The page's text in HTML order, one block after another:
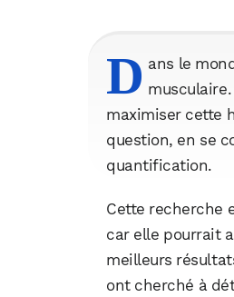
D ans le
maximiser cette
question, en se
quantification.
Cette recherche
car elle pourrait
meilleurs
ont cherché à